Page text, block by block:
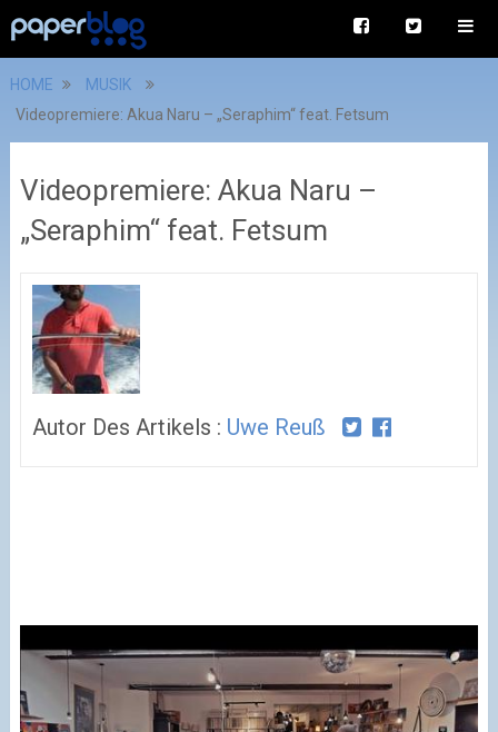
HOME
MUSIK
Videopremiere: Akua Naru – „Seraphim“ feat. Fetsum
Videopremiere: Akua Naru –
„Seraphim“ feat. Fetsum
Autor Des Artikels : Uwe Reuß